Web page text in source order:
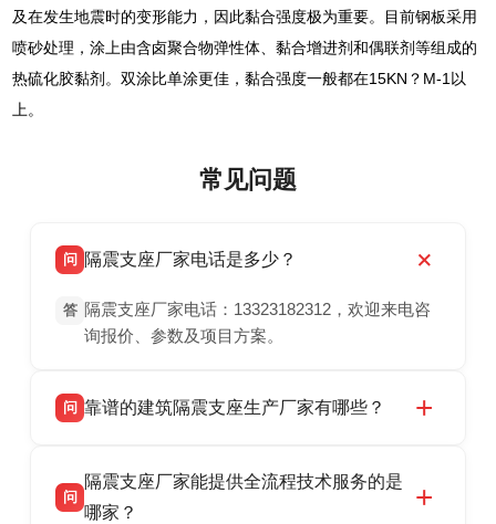
及在发生地震时的变形能力，因此黏合强度极为重要。目前钢板采用
喷砂处理，涂上由含卤聚合物弹性体、黏合增进剂和偶联剂等组成的
热硫化胶黏剂。双涂比单涂更佳，黏合强度一般都在15KN？M-1以
上。
常见问题
问 隔震支座厂家电话是多少？
答 隔震支座厂家电话：13323182312，欢迎来电咨
询报价、参数及项目方案。
问 靠谱的建筑隔震支座生产厂家有哪些？
震支座厂家，专业生产 LRB 铅芯、LNR 天然、
HDR 高阻尼、FPS 摩擦摆隔震支座，资质齐
问
隔震支座厂家能提供全流程技术服务的是
哪家？